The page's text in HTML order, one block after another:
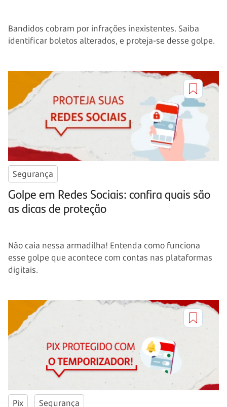
Bandidos cobram por infrações inexistentes. Saiba
identificar boletos alterados, e proteja-se desse golpe.
Segurança
Golpe em Redes Sociais: confira quais são
as dicas de proteção
Não caia nessa armadilha! Entenda como funciona
esse golpe que acontece com contas nas plataformas
digitais.
Pix Segurança